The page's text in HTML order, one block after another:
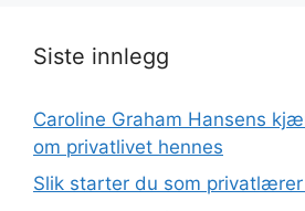
Siste innlegg
Caroline Graham Hansens
om privatlivet hennes
Slik starter du som